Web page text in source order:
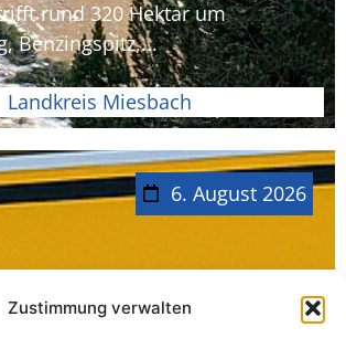
Zustimmung verwalten
rund 320 Hektar um
Benzingspitz,...
Landkreis Miesbach
6. August 2026
muss sparen